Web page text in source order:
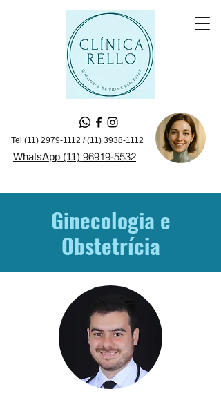
Tel (11) 2979-1112 /(11) 3938-1112
WhatsApp (11) 96919-5532
Ginecologia e
Obstetrícia